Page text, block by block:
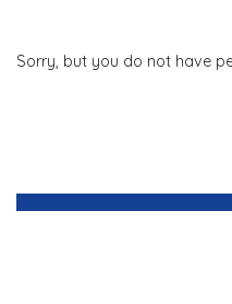
Sorry, but you do not have